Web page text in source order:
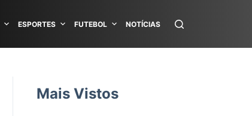
ESPORTES FUTEBOL NOTÍCIAS
Mais Vistos